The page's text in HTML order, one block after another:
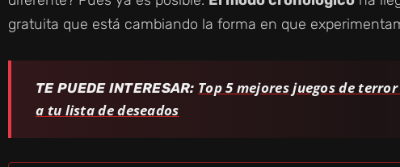
gratuita que está cambiando la forma en que
TE PUEDE INTERESAR: Top 5 mejores juegos de
a tu lista de deseados